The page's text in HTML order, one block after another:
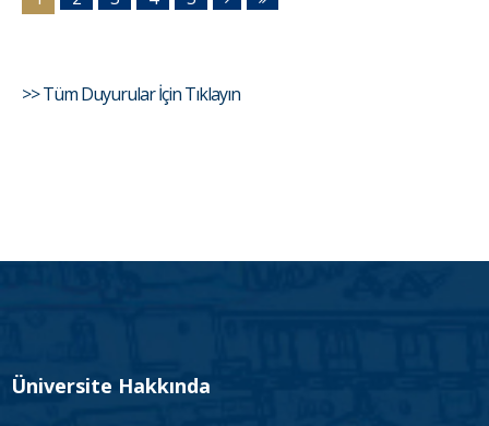
>> Tüm Duyurular İçin Tıklayın
Üniversite Hakkında